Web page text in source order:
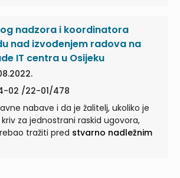
nadzora i koordinatora
nad izvođenjem radova na
IT centra u Osijeku
02 /22-01/478
nabave i da je žalitelj, ukoliko je
za jednostrani raskid ugovora,
tražiti pred stvarno nadležnim